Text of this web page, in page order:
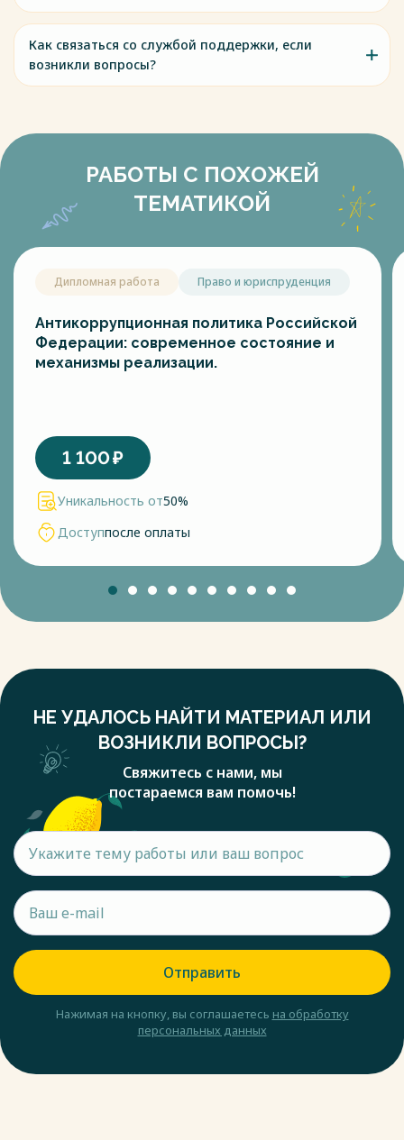
Как связаться со службой поддержки, если
возникли вопросы?
РАБОТЫ С ПОХОЖЕЙ
ТЕМАТИКОЙ
Дипломная работа Право и юриспруденция
Антикоррупционная политика Российской
Федерации: современное состояние и
механизмы реализации.
1 100₽
Уникальность от50%
Доступпосле оплаты
НЕ УДАЛОСЬ НАЙТИ МАТЕРИАЛ ИЛИ
ВОЗНИКЛИ ВОПРОСЫ?
Свяжитесь с нами, мы
постараемся вам помочь!
Отправить
Нажимая на кнопку, вы соглашаетесь на обработку
персональных данных